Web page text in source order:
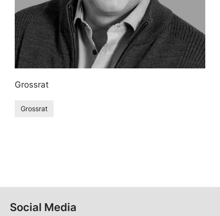
Grossrat
Grossrat
Social Media